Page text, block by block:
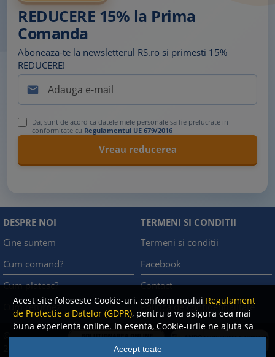
Acest site foloseste Cookie-uri, conform noului Regulament
de Protectie a Datelor (GDPR), pentru a va asigura cea mai
buna experienta online. In esenta, Cookie-urile ne ajuta sa
imbunatatim continutul de pe site, oferindu-va dvs.,
cititorul, o experienta online personalizata si mult mai
Accept toate
REDUCERE 15% la Prima
Comanda
Aboneaza-te la newsletterul RS.ro si primesti 15%
REDUCERE!

Da, sunt de acord ca datele mele personale sa fie prelucrate in
conformitate cu Regulamentul UE 679/2016
DESPRE NOI
Cine suntem
Cum comand?
Cum platesc?
Cum returnez
TERMENI SI CONDITII
Termeni si conditii
Facebook
Contact
Politica de confidentialitate
©